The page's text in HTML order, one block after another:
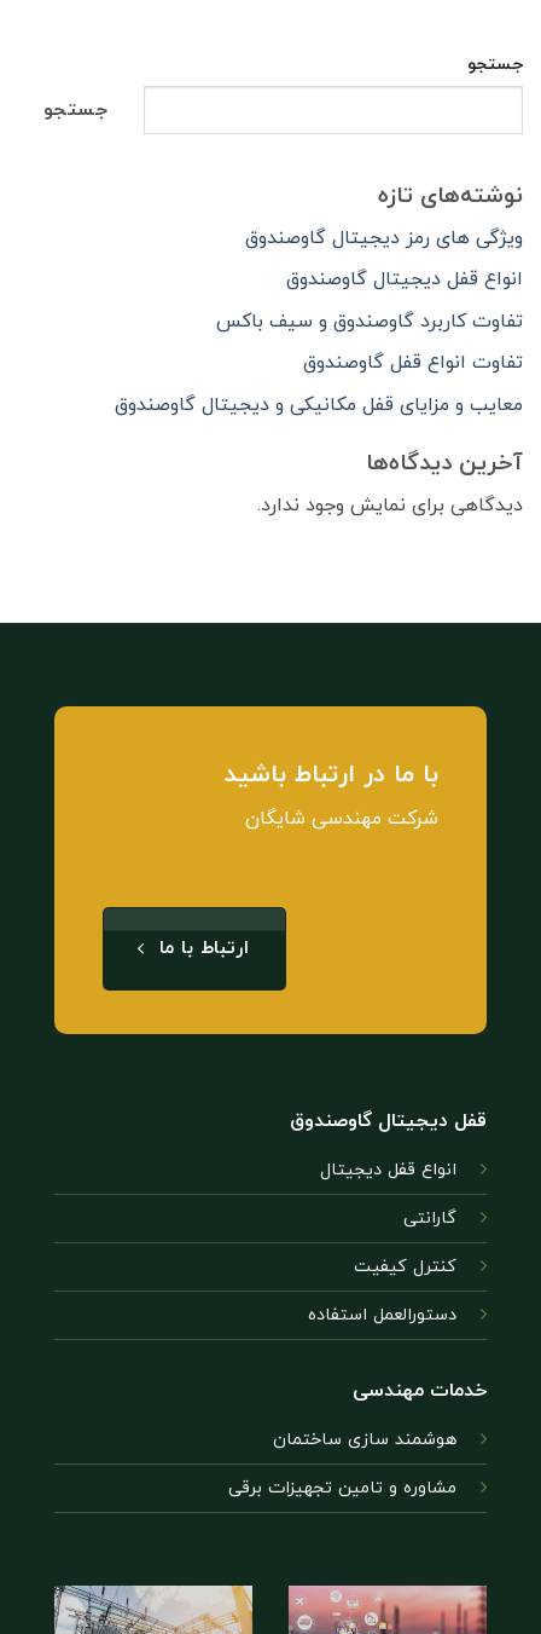
جستجو
جستجو
نوشته‌های تازه
ویژگی‌ های رمز دیجیتال گاوصندوق‌
انواع قفل دیجیتال گاوصندوق
تفاوت کاربرد گاوصندوق و سیف باکس
تفاوت انواع قفل گاوصندوق
معایب و مزایای قفل مکانیکی و دیجیتال گاوصندوق
آخرین دیدگاه‌ها
دیدگاهی برای نمایش وجود ندارد.
با ما در ارتباط باشید
شرکت مهندسی شایگان
ارتباط با ما
قفل دیجیتال گاوصندوق
انواع قفل دیجیتال
گارانتی
کنترل کیفیت
دستورالعمل استفاده
خدمات مهندسی
هوشمند سازى ساختمان
مشاوره و تامين تجهيزات برقى